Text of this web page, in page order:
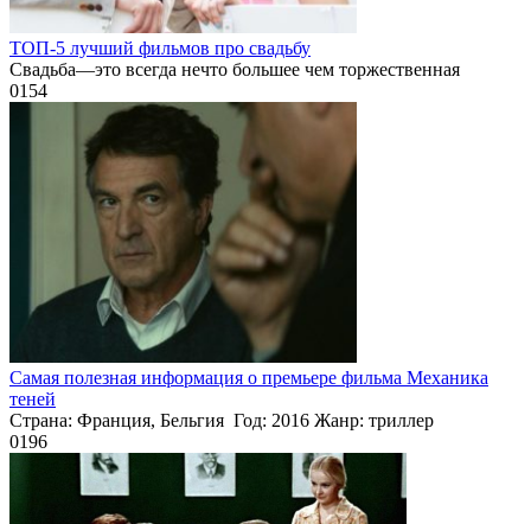
ТОП-5 лучший фильмов про свадьбу
Свадьба—это всегда нечто большее чем торжественная
0154
Самая полезная информация о премьере фильма Механика
теней
Страна: Франция, Бельгия Год: 2016 Жанр: триллер
0196